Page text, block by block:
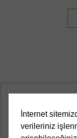
İnternet
verileriniz